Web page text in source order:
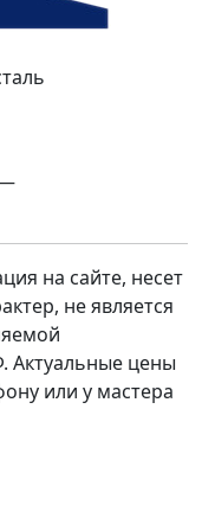
—
на сайте, несет
не является
Актуальные цены
или у мастера